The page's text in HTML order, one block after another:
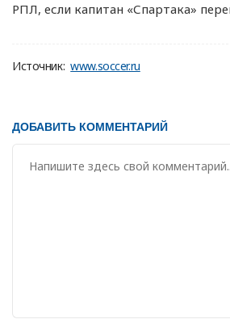
РПЛ, если капитан «Спартака»
Источник: www.soccer.ru
ДОБАВИТЬ КОММЕНТАРИЙ